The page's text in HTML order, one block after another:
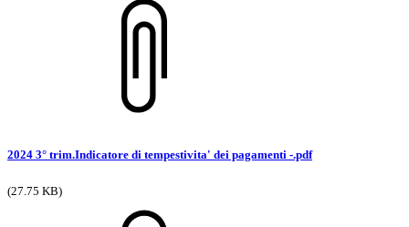
2024 3° trim.Indicatore di tempestivita' dei pagamenti -.pdf
(27.75 KB)